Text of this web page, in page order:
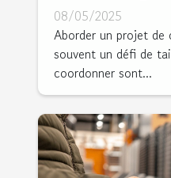
pour votre
construction
08/05/2025
Aborder un projet de
souvent un défi de
coordonner sont...